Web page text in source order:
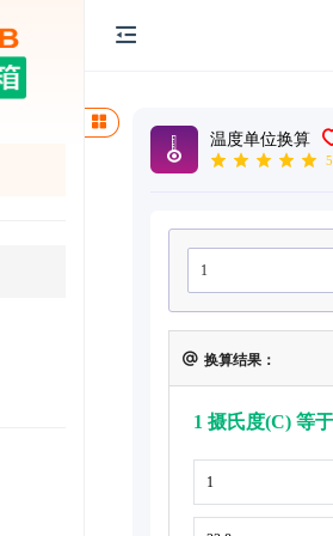
温度单位换算
5
换算结果：
1 摄氏度(C) 等